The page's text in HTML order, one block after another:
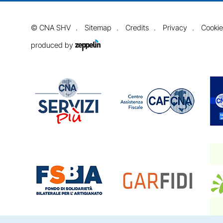
© CNA SHV Sitemap Credits Privacy
produced by